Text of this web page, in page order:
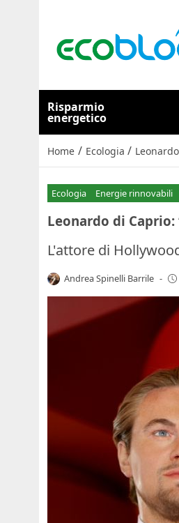
Risparmio
energetico
Home / Ecologia /
Ecologia Energie rinnovabili
Leonardo di
L'attore di
Andrea Spinelli Barrile -